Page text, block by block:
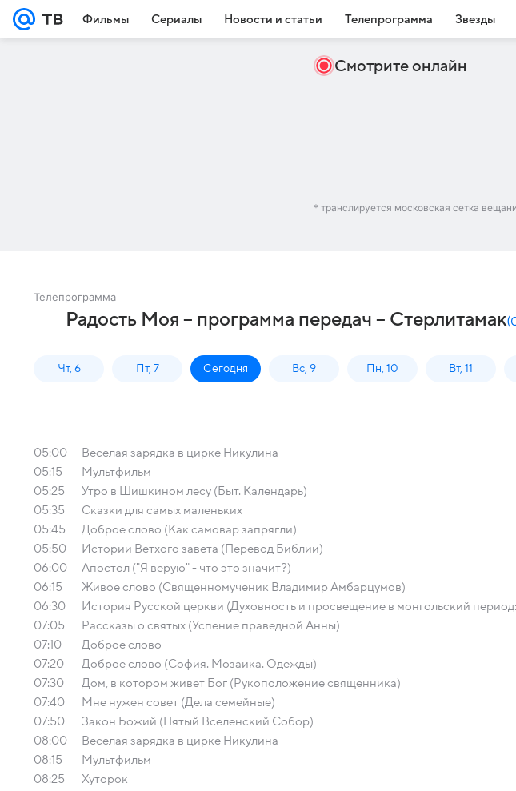
Фильмы Сериалы Новости и статьи Телепрограмма Звезды
Смотрите онлайн
* транслируется московская сетка
Телепрограмма
Радость Моя – программа передач – Стерлитамак(
Чт, 6 Пт, 7 Сегодня Вс, 9 Пн, 10 Вт, 11
05:00
Веселая зарядка в цирке Никулина
05:15
Мультфильм
05:25
Утро в Шишкином лесу (Быт. Календарь)
05:35
Сказки для самых маленьких
05:45
Доброе слово (Как самовар запрягли)
05:50
Истории Ветхого завета (Перевод Библии)
06:00
Апостол ("Я верую" - что это значит?)
06:15
Живое слово (Священномученик Владимир Амбарцумов)
06:30
История Русской церкви (Духовность и просвещение в монгольский
07:05
Рассказы о святых (Успение праведной Анны)
07:10
Доброе слово
07:20
Доброе слово (София. Мозаика. Одежды)
07:30
Дом, в котором живет Бог (Рукоположение священника)
07:40
Мне нужен совет (Дела семейные)
07:50
Закон Божий (Пятый Вселенский Собор)
08:00
Веселая зарядка в цирке Никулина
08:15
Мультфильм
08:25
Хуторок